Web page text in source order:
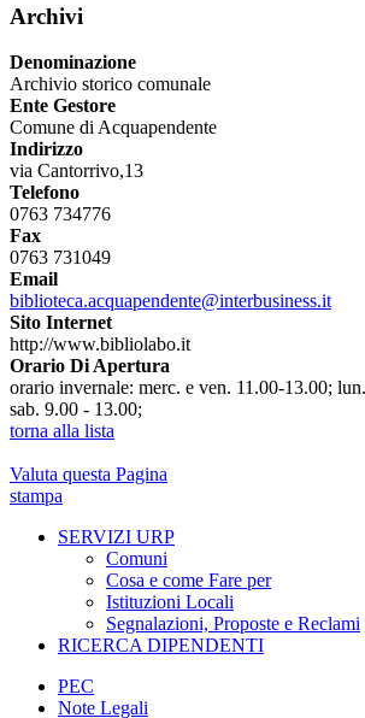
Archivi
Denominazione
Archivio storico comunale
Ente Gestore
Comune di Acquapendente
Indirizzo
via Cantorrivo,13
Telefono
0763 734776
Fax
0763 731049
Email
biblioteca.acquapendente@interbusiness.it
Sito Internet
http://www.bibliolabo.it
Orario Di Apertura
orario invernale: merc. e ven. 11.00-13.00;
sab. 9.00 - 13.00;
torna alla lista
Valuta questa Pagina
stampa
SERVIZI URP
Comuni
Cosa e come Fare per
Istituzioni Locali
Segnalazioni, Proposte e Reclami
RICERCA DIPENDENTI
PEC
Note Legali